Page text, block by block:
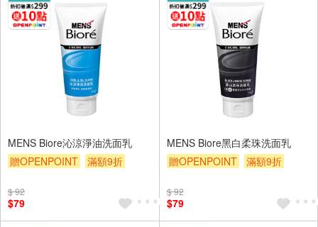
MENS Biore沁涼淨油洗面乳
贈OPENPOINT
滿額9折
$ 92
$79
MENS Biore黑白柔珠洗面乳
贈OPENPOINT
滿額9折
$ 92
$79